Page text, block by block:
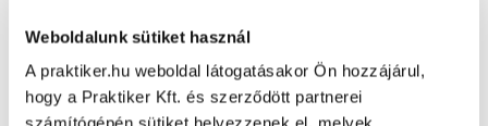
Weboldalunk sütiket használ
A praktiker.hu weboldal látogatásakor Ön hozzájárul,
hogy a Praktiker Kft. és szerződött partnerei
Oldal újratöltése